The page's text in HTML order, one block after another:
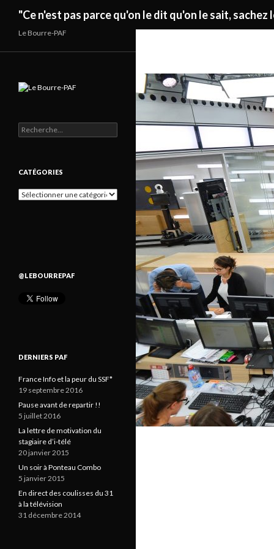
"Ce n'est pas parce qu'on le dit qu'on le sait, sachez
Le Bourre-PAF
Rechercher :
CATÉGORIES
Catégories
@LEBOURREPAF
DERNIERS PAF
France Info et la peur du SSF*
19 septembre 2016
Pause avant de repartir !!
5 juillet 2016
La lettre de motivation du
stagiaire d’i-télé
20 janvier 2015
Un soir à Ponteau Combo
5 janvier 2015
En direct des coulisses du 31
à la télévision
31 décembre 2014